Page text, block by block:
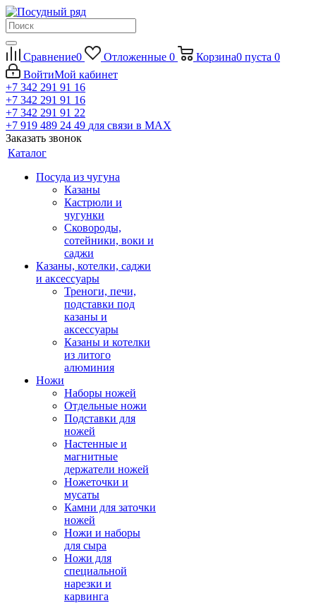
Сравнение0 Отложенные 0 Корзина0 пуста 0
ВойтиМой кабинет
+7 342 291 91 16
+7 342 291 91 16
+7 342 291 91 22
+7 919 489 24 49 для связи в МАХ
Заказать звонок
Каталог
Посуда из чугуна
Казаны
Кастрюли и
чугунки
Сковороды,
сотейники, воки и
саджи
Казаны, котелки, саджи
и аксессуары
Треноги, печи,
подставки под
казаны и
аксессуары
Казаны и котелки
из литого
алюминия
Ножи
Наборы ножей
Отдельные ножи
Подставки для
ножей
Настенные и
магнитные
держатели ножей
Ножеточки и
мусаты
Камни для заточки
ножей
Ножи и наборы
для сыра
Ножи для
специальной
нарезки и
карвинга